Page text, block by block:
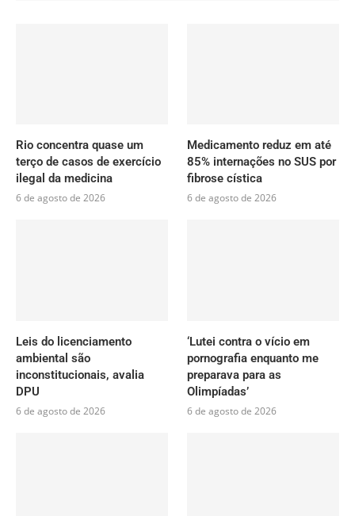
Rio concentra quase um
terço de casos de exercício
ilegal da medicina
6 de agosto de 2026
Medicamento reduz em até
85% internações no SUS por
fibrose cística
6 de agosto de 2026
Leis do licenciamento
ambiental são
inconstitucionais, avalia
DPU
6 de agosto de 2026
‘Lutei contra o vício em
pornografia enquanto me
preparava para as
Olimpíadas’
6 de agosto de 2026